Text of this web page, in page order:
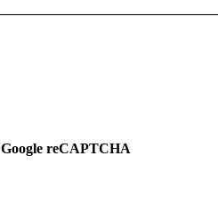
Google reCAPTCHA